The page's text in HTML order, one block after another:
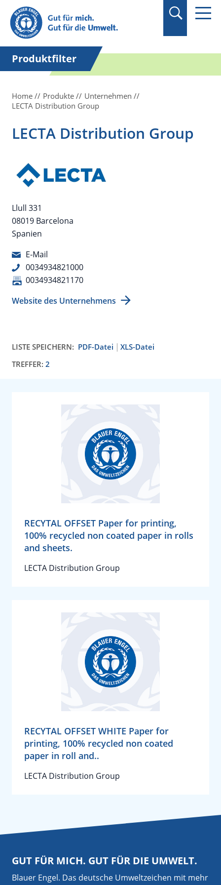
Suchbegriff in
Anführungszeichen
setzen.
Produktfilter
Home Produkte
Unternehmen
LECTA Distribution Group
LECTA Distribution Group
Llull 331
08019 Barcelona
Spanien
E-Mail
0034934821000
0034934821170
Website des Unternehmens
LISTE SPEICHERN: PDF-Datei
XLS-Datei
TREFFER: 2
RECYTAL OFFSET Paper for printing,
100% recycled non coated paper in rolls
and sheets.
LECTA Distribution Group
RECYTAL OFFSET WHITE Paper for
printing, 100% recycled non coated
paper in roll and..
LECTA Distribution Group
GUT FÜR MICH. GUT FÜR DIE UMWELT.
Blauer Engel. Das deutsche Umweltzeichen mit mehr